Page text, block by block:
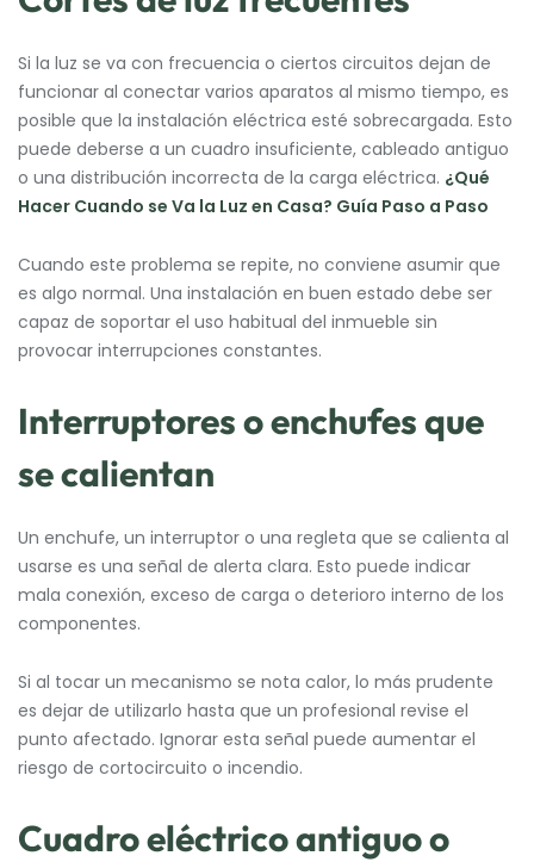
Si la luz se va con frecuencia o ciertos circuitos dejan de
funcionar al conectar varios aparatos al mismo tiempo, es
posible que la instalación eléctrica esté sobrecargada. Esto
puede deberse a un cuadro insuficiente, cableado antiguo
o una distribución incorrecta de la carga eléctrica. ¿Qué
Hacer Cuando se Va la Luz en Casa? Guía Paso a Paso
Cuando este problema se repite, no conviene asumir que
es algo normal. Una instalación en buen estado debe ser
capaz de soportar el uso habitual del inmueble sin
provocar interrupciones constantes.
Interruptores o enchufes que
se calientan
Un enchufe, un interruptor o una regleta que se calienta al
usarse es una señal de alerta clara. Esto puede indicar
mala conexión, exceso de carga o deterioro interno de los
componentes.
Si al tocar un mecanismo se nota calor, lo más prudente
es dejar de utilizarlo hasta que un profesional revise el
punto afectado. Ignorar esta señal puede aumentar el
riesgo de cortocircuito o incendio.
Cuadro eléctrico antiguo o